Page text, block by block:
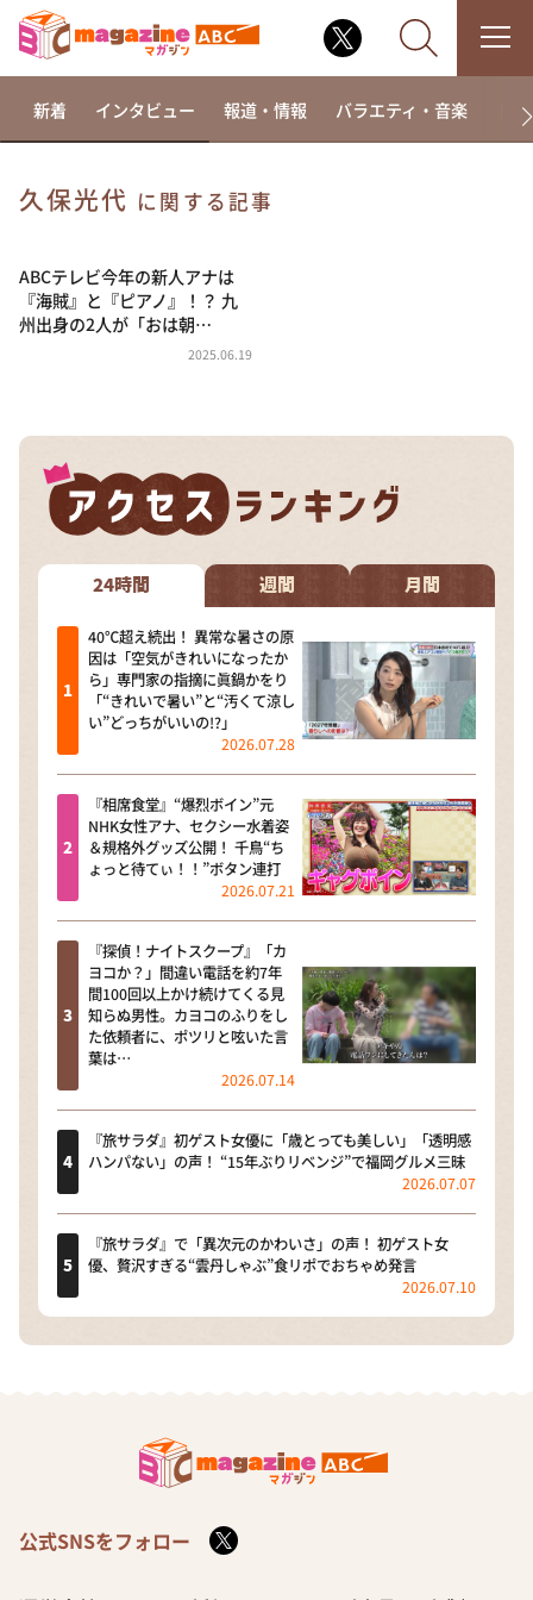
相席食堂
これ余談なんですけど・・・
～人生密着トークバラエティ！～ やすとものいたっ
河合＆A.B.C-Z塚田×福井アナ「なんでやねん！？」
（news おかえり）
DAIGOも台所 ～きょうの献立 何にする？～
本日はダイアンなり！シーズン２
朝だ！生です旅サラダ
教えて！ニュースライブ 正義のミカタ
ＬＩＦＥ～夢のカタチ～
新婚さんいらっしゃい！
ポツンと一軒家
ザキ山小屋本館
ぺこぱのまるスポ
新着 インタビュー 報道・情報 バラエティ・音楽 ド
久保光代 に関する記事
ABCテレビ今年の新人アナは
『海賊』と『ピアノ』！？ 九
州出身の2人が「おは朝…
2025.06.19
24時間 週間 月間
40℃超え続出！ 異常な暑さの原
因は「空気がきれいになったか
ら」専門家の指摘に眞鍋かをり
「“きれいで暑い”と“汚くて涼し
い”どっちがいいの!?」
2026.07.28
『相席食堂』“爆烈ボイン”元
NHK女性アナ、セクシー水着姿
＆規格外グッズ公開！ 千鳥“ち
ょっと待てぃ！！”ボタン連打
2026.07.21
『探偵！ナイトスクープ』「カ
ヨコか？」間違い電話を約7年
間100回以上かけ続けてくる見
知らぬ男性。カヨコのふりをし
た依頼者に、ポツリと呟いた言
葉は…
2026.07.14
『旅サラダ』初ゲスト女優に「歳とっても美しい」「透明感
ハンパない」の声！ “15年ぶりリベンジ”で福岡グルメ三昧
2026.07.07
『旅サラダ』で「異次元のかわいさ」の声！ 初ゲスト女
優、贅沢すぎる“雲丹しゃぶ”食リポでおちゃめ発言
2026.07.10
公式SNSをフォロー